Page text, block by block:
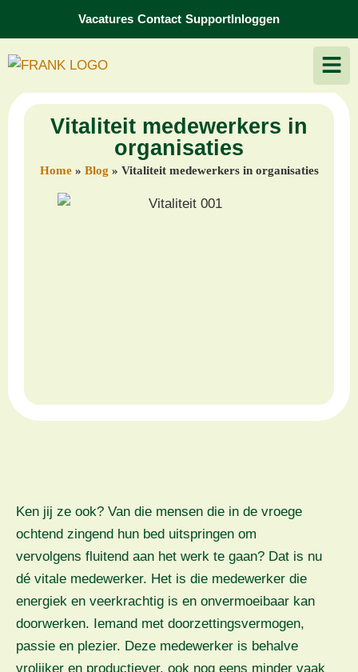
Vacatures Contact SupportInloggen
Vitaliteit medewerkers in
organisaties
Home» Blog » Vitaliteit medewerkers in organisaties
Ken jij ze ook? Van die mensen die in de vroege
ochtend zingend hun bed uitspringen om
vervolgens fluitend aan het werk te gaan? Dat is nu
dé vitale medewerker. Het is die medewerker die
energiek en veerkrachtig is en onvermoeibaar kan
doorwerken. Iemand met doorzettingsvermogen,
passie en plezier. Deze medewerker is behalve
vrolijker en productiever, ook nog eens minder vaak